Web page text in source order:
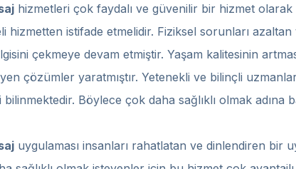
hizmetleri çok faydalı ve güvenilir bir hizmet
hizmetten istifade etmelidir. Fiziksel sorunları
çekmeye devam etmiştir. Yaşam kalitesinin
çözümler yaratmıştır. Yetenekli ve bilinçli
bilinmektedir. Böylece çok daha sağlıklı olmak
uygulaması insanları rahatlatan ve dinlendiren bir